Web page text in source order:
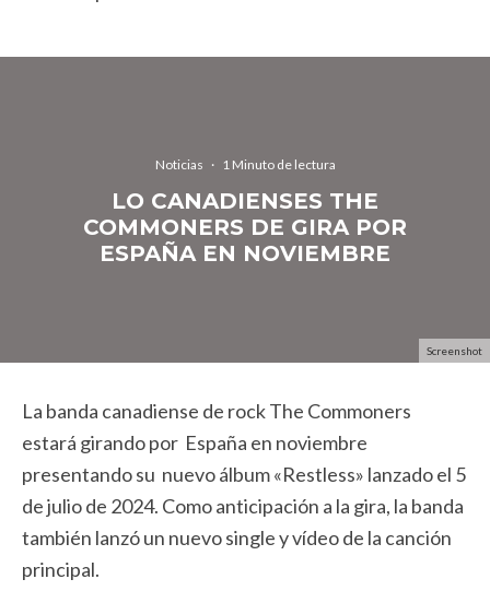
Screenshot
Noticias · 1 Minuto de lectura
LO CANADIENSES THE
COMMONERS DE GIRA POR
ESPAÑA EN NOVIEMBRE
La banda canadiense de rock The Commoners
estará girando por España en noviembre
presentando su nuevo álbum «Restless» lanzado el 5
de julio de 2024. Como anticipación a la gira, la banda
también lanzó un nuevo single y vídeo de la canción
principal.